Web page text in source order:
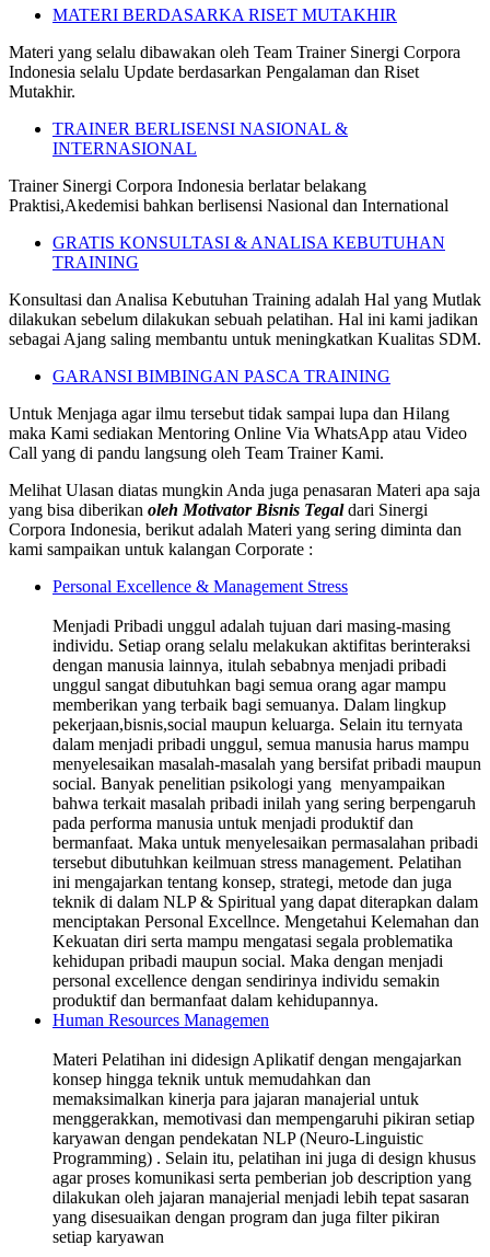
MATERI BERDASARKA RISET MUTAKHIR
Materi yang selalu dibawakan oleh Team Trainer Sinergi Corpora
Indonesia selalu Update berdasarkan Pengalaman dan Riset
Mutakhir.
TRAINER BERLISENSI NASIONAL &
INTERNASIONAL
Trainer Sinergi Corpora Indonesia berlatar belakang
Praktisi,Akedemisi bahkan berlisensi Nasional dan International
GRATIS KONSULTASI & ANALISA KEBUTUHAN
TRAINING
Konsultasi dan Analisa Kebutuhan Training adalah Hal yang Mutlak
dilakukan sebelum dilakukan sebuah pelatihan. Hal ini kami jadikan
sebagai Ajang saling membantu untuk meningkatkan Kualitas SDM.
GARANSI BIMBINGAN PASCA TRAINING
Untuk Menjaga agar ilmu tersebut tidak sampai lupa dan Hilang
maka Kami sediakan Mentoring Online Via WhatsApp atau Video
Call yang di pandu langsung oleh Team Trainer Kami.
Melihat Ulasan diatas mungkin Anda juga penasaran Materi apa saja
yang bisa diberikan oleh Motivator Bisnis Tegaldari Sinergi
Corpora Indonesia, berikut adalah Materi yang sering diminta dan
kami sampaikan untuk kalangan Corporate :
Personal Excellence & Management Stress
Menjadi Pribadi unggul adalah tujuan dari masing-masing
individu. Setiap orang selalu melakukan aktifitas berinteraksi
dengan manusia lainnya, itulah sebabnya menjadi pribadi
unggul sangat dibutuhkan bagi semua orang agar mampu
memberikan yang terbaik bagi semuanya. Dalam lingkup
pekerjaan,bisnis,social maupun keluarga. Selain itu ternyata
dalam menjadi pribadi unggul, semua manusia harus mampu
menyelesaikan masalah-masalah yang bersifat pribadi maupun
social. Banyak penelitian psikologi yang menyampaikan
bahwa terkait masalah pribadi inilah yang sering berpengaruh
pada performa manusia untuk menjadi produktif dan
bermanfaat. Maka untuk menyelesaikan permasalahan pribadi
tersebut dibutuhkan keilmuan stress management. Pelatihan
ini mengajarkan tentang konsep, strategi, metode dan juga
teknik di dalam NLP & Spiritual yang dapat diterapkan dalam
menciptakan Personal Excellnce. Mengetahui Kelemahan dan
Kekuatan diri serta mampu mengatasi segala problematika
kehidupan pribadi maupun social. Maka dengan menjadi
personal excellence dengan sendirinya individu semakin
produktif dan bermanfaat dalam kehidupannya.
Human Resources Managemen
Materi Pelatihan ini didesign Aplikatif dengan mengajarkan
konsep hingga teknik untuk memudahkan dan
memaksimalkan kinerja para jajaran manajerial untuk
menggerakkan, memotivasi dan mempengaruhi pikiran setiap
karyawan dengan pendekatan NLP (Neuro-Linguistic
Programming) . Selain itu, pelatihan ini juga di design khusus
agar proses komunikasi serta pemberian job description yang
dilakukan oleh jajaran manajerial menjadi lebih tepat sasaran
yang disesuaikan dengan program dan juga filter pikiran
setiap karyawan